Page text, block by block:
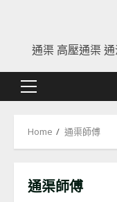
content
通渠 高壓通渠
Primary
Home 通渠師傅
通渠師傅